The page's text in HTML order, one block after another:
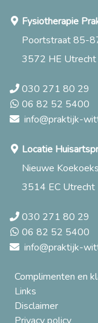
Fysiotherapie
Poortstraat 85-
3572 HE Utrecht
030 271 80 29
06 82 52 5400
info@praktijk-
Locatie
Nieuwe
3514 EC Utrecht
030 271 80 29
06 82 52 5400
info@praktijk-
Complimenten en
Links
Disclaimer